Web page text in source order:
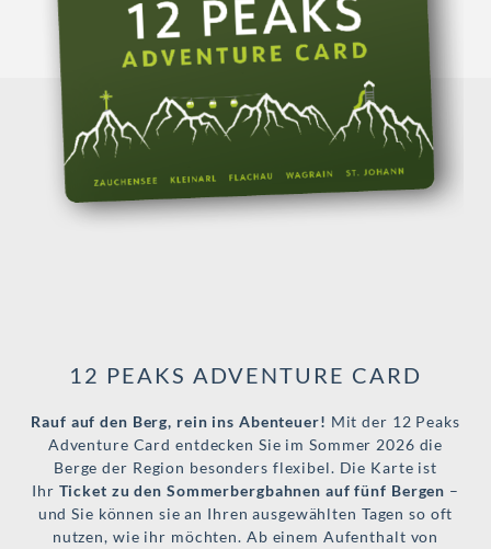
12 PEAKS ADVENTURE CARD
Rauf auf den Berg, rein ins Abenteuer! Mit der 12 Peaks
Adventure Card entdecken Sie im Sommer 2026 die
Berge der Region besonders flexibel. Die Karte ist
Ihr Ticket zu den Sommerbergbahnen auf fünf Bergen –
und Sie können sie an Ihren ausgewählten Tagen so oft
nutzen, wie ihr möchten. Ab einem Aufenthalt von